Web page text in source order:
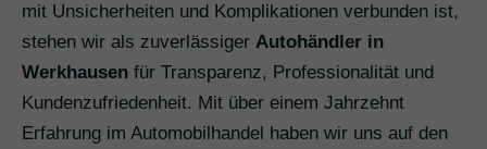
mit Unsicherheiten und Komplikationen verbunden ist,
stehen wir als zuverlässiger Autohändler in
Werkhausen für Transparenz, Professionalität und
Kundenzufriedenheit. Mit über einem Jahrzehnt
Erfahrung im Automobilhandel haben wir uns auf den